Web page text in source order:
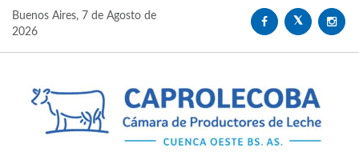
Buenos Aires, 7 de Agosto de
2026